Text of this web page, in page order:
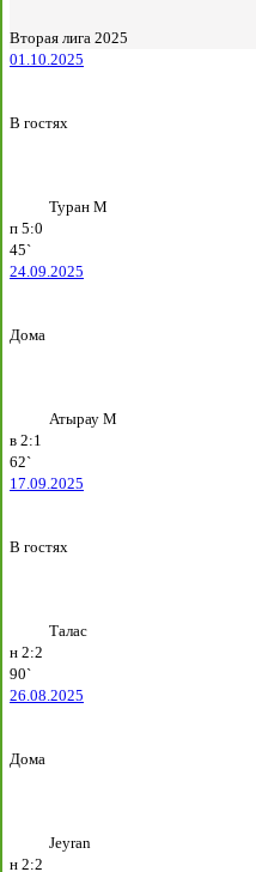
Вторая лига 2025
01.10.2025
В гостях
Туран М
п 5:0
45`
24.09.2025
Дома
Атырау М
в 2:1
62`
17.09.2025
В гостях
Талас
н 2:2
90`
26.08.2025
Дома
Jeyran
н 2:2